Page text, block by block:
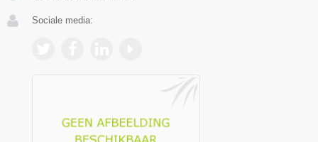
Sociale media: